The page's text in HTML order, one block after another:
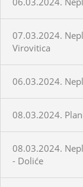
07.03.2024.
Virovitica
06.03.2024.
08.03.2024.
08.03.2024.
- Doliće